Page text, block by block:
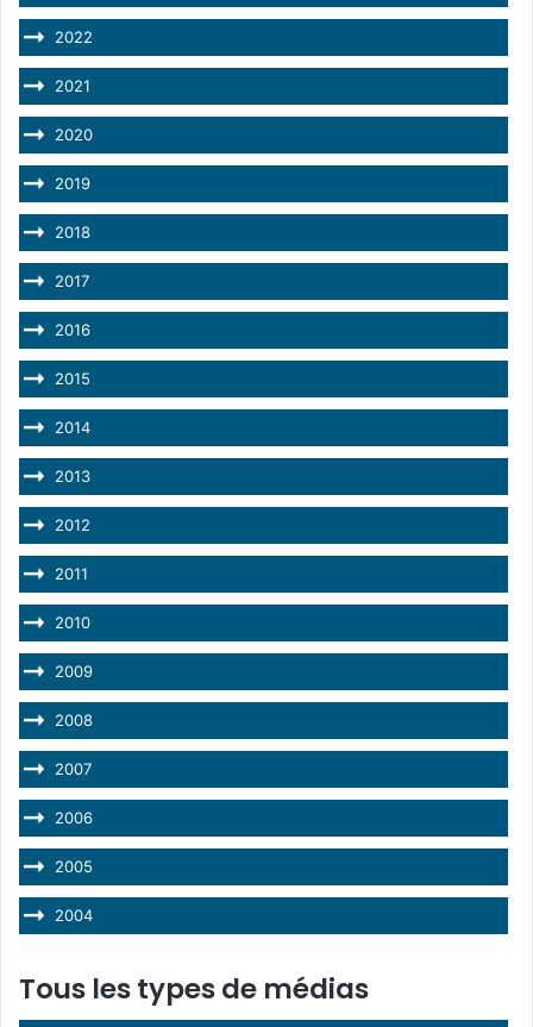
2022
2021
2020
2019
2018
2017
2016
2015
2014
2013
2012
2011
2010
2009
2008
2007
2006
2005
2004
Tous les types de médias